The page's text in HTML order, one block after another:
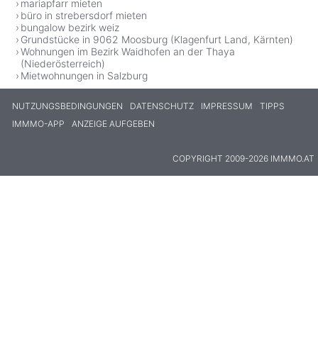
mariapfarr mieten
büro in strebersdorf mieten
bungalow bezirk weiz
Grundstücke in 9062 Moosburg (Klagenfurt Land, Kärnten)
Wohnungen im Bezirk Waidhofen an der Thaya
(Niederösterreich)
Mietwohnungen in Salzburg
NUTZUNGSBEDINGUNGEN DATENSCHUTZ IMPRESSUM
TIPPS
IMMMO-APP
ANZEIGE AUFGEBEN
COPYRIGHT 2009-2026 IMMMO.AT